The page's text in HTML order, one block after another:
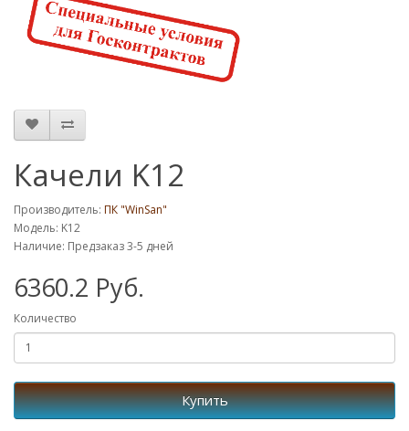
Качели K12
Производитель: ПК "WinSan"
Модель: K12
Наличие: Предзаказ 3-5 дней
6360.2 Руб.
Количество
Купить